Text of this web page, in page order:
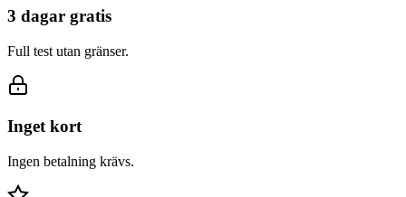
3 dagar gratis
Full test utan gränser.
Inget kort
Ingen betalning krävs.